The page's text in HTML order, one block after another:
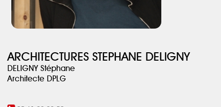
ARCHITECTURES STEPHANE DELIGNY
DELIGNY Stéphane
Architecte DPLG